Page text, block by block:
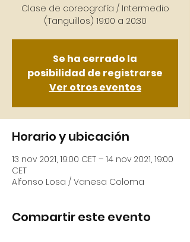
Clase de coreografía / Intermedio
(Tanguillos) 19:00 a 20:30
Se ha cerrado la
posibilidad de registrarse
Ver otros eventos
Horario y ubicación
13 nov 2021, 19:00 CET – 14 nov 2021, 19:00
CET
Alfonso Losa / Vanesa Coloma
Compartir este evento